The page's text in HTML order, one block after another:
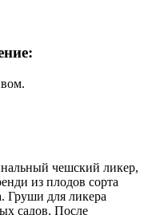
чешский ликер,
из плодов сорта
Груши для ликера
садов. После